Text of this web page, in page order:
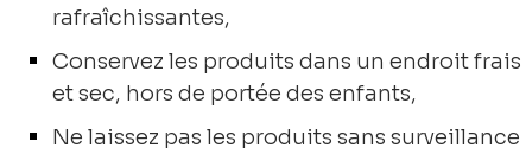
rafraîchissantes,
Conservez les produits dans un endroit frais
et sec, hors de portée des enfants,
Ne laissez pas les produits sans surveillance